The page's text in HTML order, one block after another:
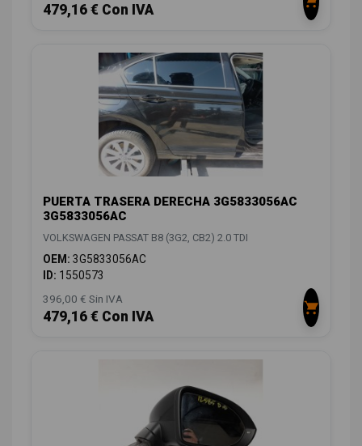
479,16 € Con IVA
PUERTA TRASERA DERECHA 3G5833056AC
3G5833056AC
VOLKSWAGEN PASSAT B8 (3G2, CB2) 2.0 TDI
OEM: 3G5833056AC
ID: 1550573
396,00 € Sin IVA
479,16 € Con IVA